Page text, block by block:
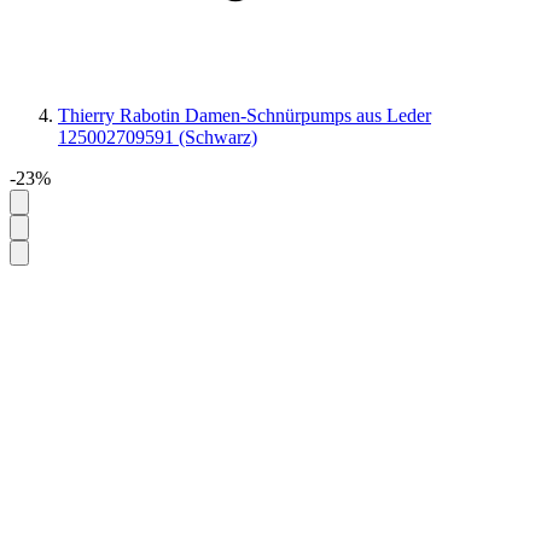
Thierry Rabotin Damen-Schnürpumps aus Leder
125002709591 (Schwarz)
-23%